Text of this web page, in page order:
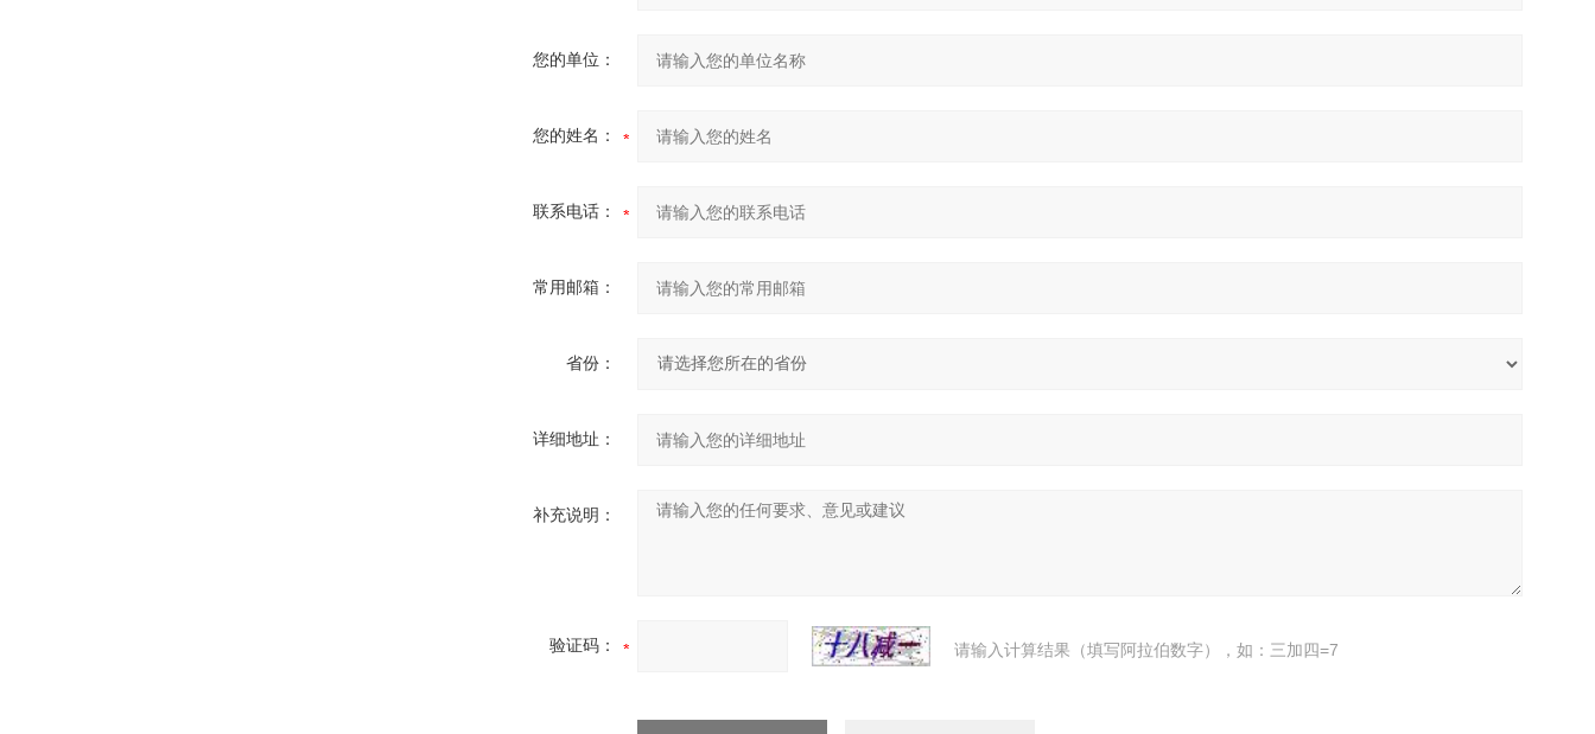
您的单位：
您的姓名：
联系电话：
常用邮箱：
省份：
详细地址：
补充说明：
验证码： 请输入计算结果（填写阿拉伯数字），如：三加四=7